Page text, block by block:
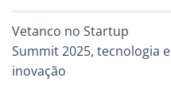
Vetanco no Startup
Summit 2025, tecnologia e
inovação